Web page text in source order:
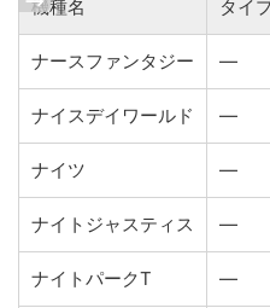
機種名 タイ
ナースファンタジー ―
ナイスデイワールド ―
ナイツ ―
ナイトジャスティス ―
ナイトパークT ―